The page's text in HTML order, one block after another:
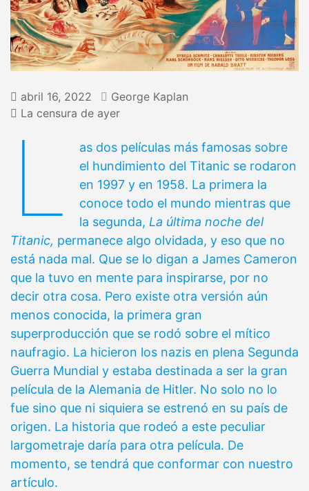
abril 16, 2022
George Kaplan
La censura de ayer
L
as dos películas más famosas sobre
el hundimiento del Titanic se rodaron
en 1997 y en 1958. La primera la
conoce todo el mundo mientras que
la segunda,La última noche del
Titanic, permanece algo olvidada, y eso que no
está nada mal. Que se lo digan a James Cameron
que la tuvo en mente para inspirarse, por no
decir otra cosa. Pero existe otra versión aún
menos conocida, la primera gran
superproducción que se rodó sobre el mítico
naufragio. La hicieron los nazis en plena Segunda
Guerra Mundial y estaba destinada a ser la gran
película de la Alemania de Hitler. No solo no lo
fue sino que ni siquiera se estrenó en su país de
origen. La historia que rodeó a este peculiar
largometraje daría para otra película. De
momento, se tendrá que conformar con nuestro
artículo.